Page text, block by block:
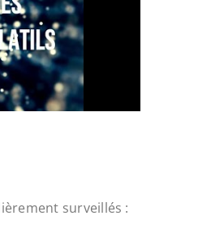
surveillés :